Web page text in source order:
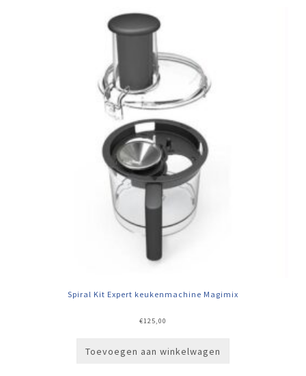
Spiral Kit Expert keukenmachine Magimix
€125,00
Toevoegen aan winkelwagen